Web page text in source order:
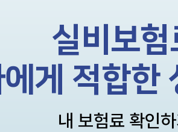
실비보험
에게 적합한
내 보험료 확인